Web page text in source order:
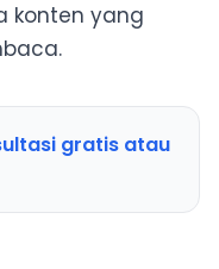
konten yang
gratis atau